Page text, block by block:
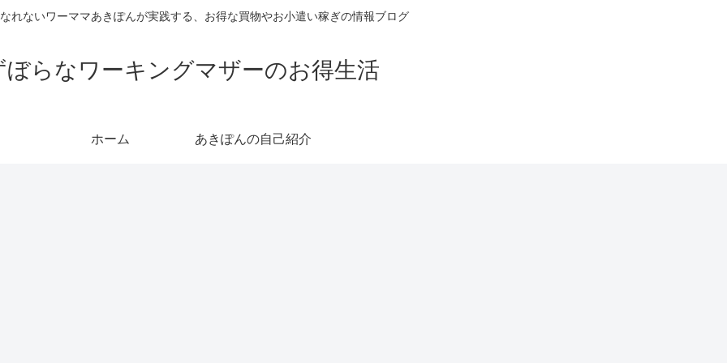
れないワーママあきぽんが実践する、お得な買物やお小遣い稼ぎの情報ブログ
ぼらなワーキングマザーのお得生活
ホーム あきぽんの自己紹介